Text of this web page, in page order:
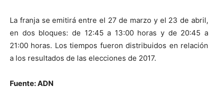
La franja se emitirá entre el 27 de marzo y el 23 de abril,
en dos bloques: de 12:45 a 13:00 horas y de 20:45 a
21:00 horas. Los tiempos fueron distribuidos en relación
a los resultados de las elecciones de 2017.
Fuente: ADN